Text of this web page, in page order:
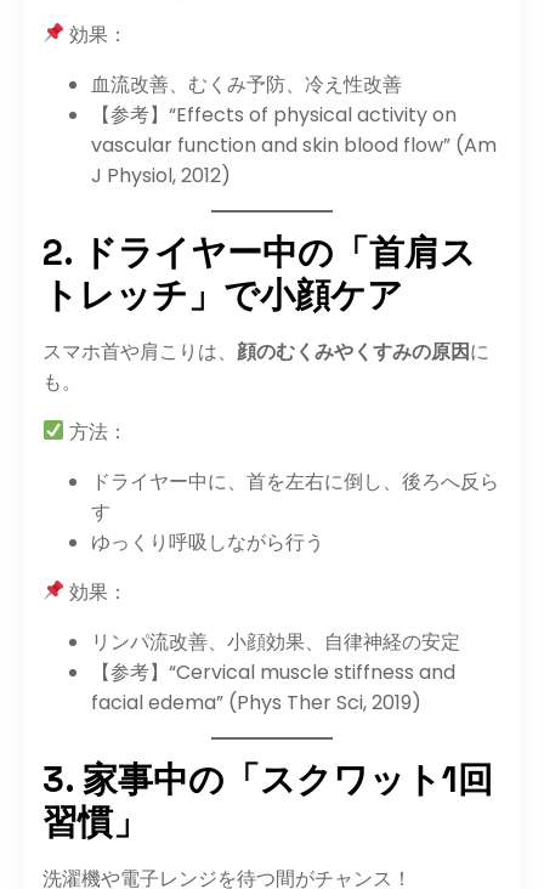
効果：
血流改善、むくみ予防、冷え性改善
【参考】“Effects of physical activity on
vascular function and skin blood flow” (Am
J Physiol, 2012)
2. ドライヤー中の「首肩ス
トレッチ」で小顔ケア
スマホ首や肩こりは、 顔のむくみやくすみの原因に
も。
方法：
ドライヤー中に、首を左右に倒し、後ろへ反ら
す
ゆっくり呼吸しながら行う
効果：
リンパ流改善、小顔効果、自律神経の安定
【参考】“Cervical muscle stiffness and
facial edema” (Phys Ther Sci, 2019)
3. 家事中の「スクワット1回
習慣」
洗濯機や電子レンジを待つ間がチャンス！